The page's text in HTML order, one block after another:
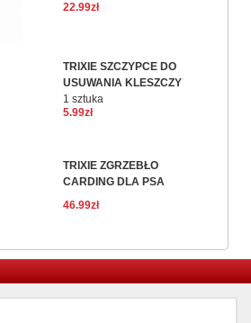
22.99zł
TRIXIE SZCZYPCE DO
USUWANIA KLESZCZY
1 sztuka
5.99zł
TRIXIE ZGRZEBŁO
CARDING DLA PSA
46.99zł